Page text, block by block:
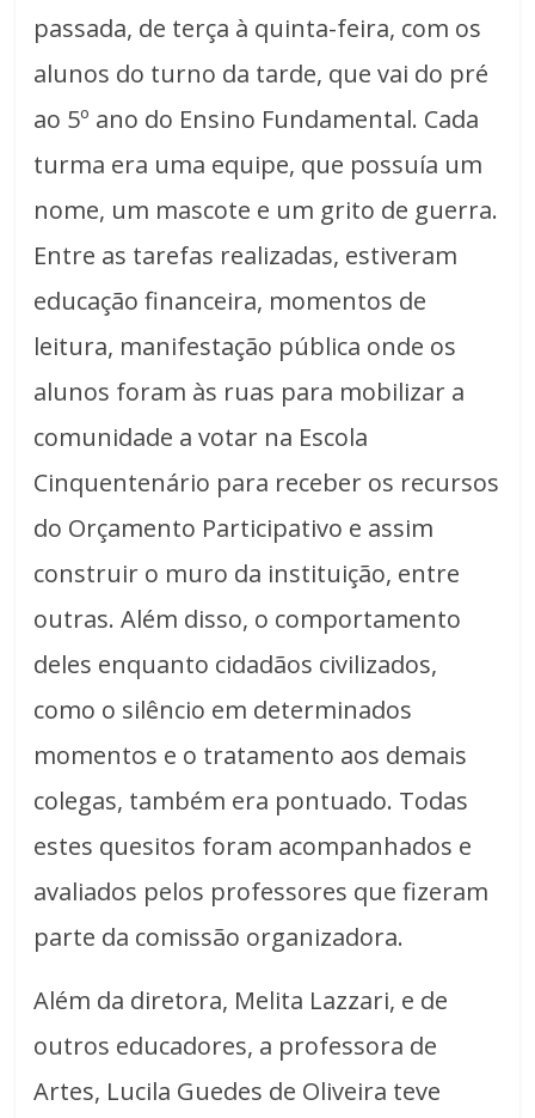
passada, de terça à quinta-feira, com os
alunos do turno da tarde, que vai do pré
ao 5º ano do Ensino Fundamental. Cada
turma era uma equipe, que possuía um
nome, um mascote e um grito de guerra.
Entre as tarefas realizadas, estiveram
educação financeira, momentos de
leitura, manifestação pública onde os
alunos foram às ruas para mobilizar a
comunidade a votar na Escola
Cinquentenário para receber os recursos
do Orçamento Participativo e assim
construir o muro da instituição, entre
outras. Além disso, o comportamento
deles enquanto cidadãos civilizados,
como o silêncio em determinados
momentos e o tratamento aos demais
colegas, também era pontuado. Todas
estes quesitos foram acompanhados e
avaliados pelos professores que fizeram
parte da comissão organizadora.
Além da diretora, Melita Lazzari, e de
outros educadores, a professora de
Artes, Lucila Guedes de Oliveira teve